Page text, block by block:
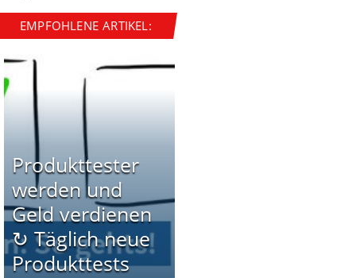
EMPFOHLENE ARTIKEL:
Produkttester
werden und
Geld verdienen
↻ Täglich neue
Produkttests